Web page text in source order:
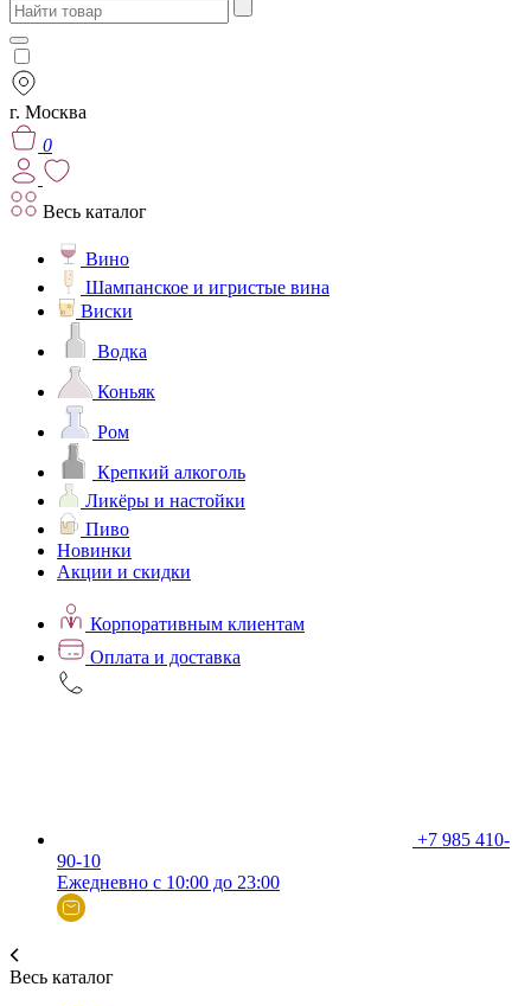
г. Москва
0
Весь каталог
Вино
Шампанское и игристые вина
Виски
Водка
Коньяк
Ром
Крепкий алкоголь
Ликёры и настойки
Пиво
Новинки
Акции и скидки
Корпоративным клиентам
Оплата и доставка
+7 985 410-
90-10
Ежедневно с 10:00 до 23:00
Весь каталог